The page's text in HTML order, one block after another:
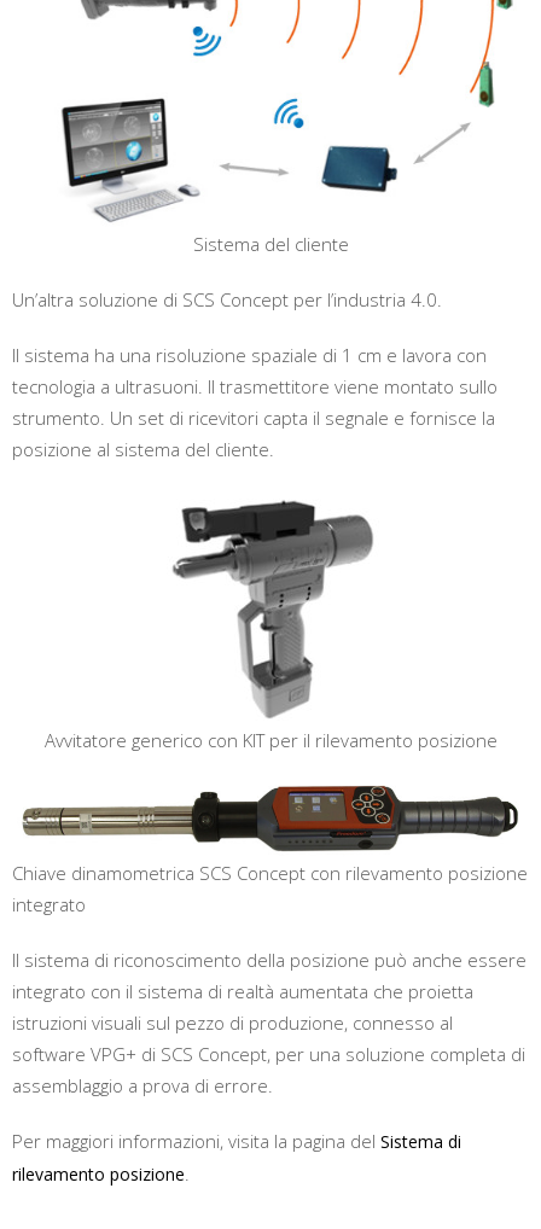
Sistema del cliente
Un’altra soluzione di SCS Concept per l’industria 4.0.
Il sistema ha una risoluzione spaziale di 1 cm e lavora con
tecnologia a ultrasuoni. Il trasmettitore viene montato sullo
strumento. Un set di ricevitori capta il segnale e fornisce la
posizione al sistema del cliente.
Avvitatore generico con KIT per il rilevamento posizione
Chiave dinamometrica SCS Concept con rilevamento posizione
integrato
Il sistema di riconoscimento della posizione può anche essere
integrato con il sistema di realtà aumentata che proietta
istruzioni visuali sul pezzo di produzione, connesso al
software VPG+ di SCS Concept, per una soluzione completa di
assemblaggio a prova di errore.
Per maggiori informazioni, visita la pagina del Sistema di
rilevamento posizione